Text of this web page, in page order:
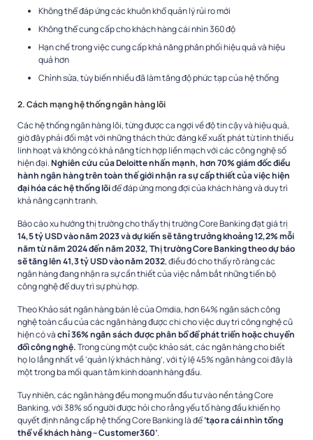
Không thể đáp ứng các khuôn khổ quản lý rủi ro mới
Không thể cung cấp cho khách hàng cái nhìn 360 độ
Hạn chế trong việc cung cấp khả năng phân phối hiệu quả và hiệu
quả hơn
Chỉnh sửa, tùy biến nhiều đã làm tăng độ phức tạp của hệ thống
2. Cách mạng hệ thống ngân hàng lõi
Các hệ thống ngân hàng lõi, từng được ca ngợi về độ tin cậy và hiệu quả,
giờ đây phải đối mặt với những thách thức đáng kể xuất phát từ tính thiếu
linh hoạt và không có khả năng tích hợp liền mạch với các công nghệ số
hiện đại.Nghiên cứu của Deloitte nhấn mạnh, hơn 70% giám đốc điều
hành ngân hàng trên toàn thế giới nhận ra sự cấp thiết của việc hiện
đại hóa các hệ thống lõiđể đáp ứng mong đợi của khách hàng và duy trì
khả năng cạnh tranh.
Báo cáo xu hướng thị trường cho thấy thị trường Core Banking đạt giá trị
14,5 tỷ USD vào năm 2023 và dự kiến ​​sẽ tăng trưởng khoảng 12,2% mỗi
năm từ năm 2024 đến năm 2032, Thị trường Core Banking theo dự báo
​​sẽ tăng lên 41,3 tỷ USD vào năm 2032, điều đó cho thấy rõ ràng các
ngân hàng đang nhận ra sự cần thiết của việc nắm bắt những tiến bộ
công nghệ để duy trì sự phù hợp.
Theo Khảo sát ngân hàng bán lẻ của Omdia, hơn 64% ngân sách công
nghệ toàn cầu của các ngân hàng được chi cho việc duy trì công nghệ cũ
hiện có vàchỉ 36% ngân sách được phân bổ để phát triển hoặc chuyển
đổi công nghệ.Trong cùng một cuộc khảo sát, các ngân hàng cho biết
họ lo lắng nhất về ‘quản lý khách hàng’, với tỷ lệ 45% ngân hàng coi đây là
một trong ba mối quan tâm kinh doanh hàng đầu.
Tuy nhiên, các ngân hàng đều mong muốn đầu tư vào nền tảng Core
Banking, với 38% số người được hỏi cho rằng yếu tố hàng đầu khiến họ
quyết định nâng cấp hệ thống Core Banking là để‘tạo ra cái nhìn tổng
thể về khách hàng – Customer360’.